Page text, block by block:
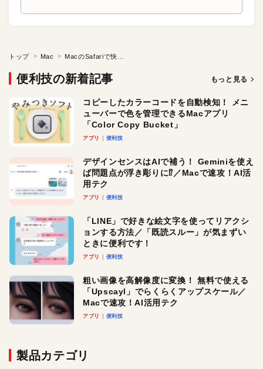
トップ Mac
便利技の新着記事 もっと見る
コピーしたカラーコードを自動検知！ メニ
ューバーで色を管理できるMacアプリ
「Color Copy Bucket」
アプリ 便利技
デザインセンスはAIで補う！ Geminiを使え
ば問題点が浮き彫りに⁉︎／Macで速攻！AI活
用テク
アプリ 便利技
「LINE」で好きな絵文字を使ってリアクシ
ョンする方法／「既読スルー」が気まずい
ときに便利です！
アプリ 便利技
粗い画像を高解像度に変換！ 無料で使える
「Upscayl」でらくらくアップスケール／
Macで速攻！AI活用テク
アプリ 便利技
製品カテゴリ